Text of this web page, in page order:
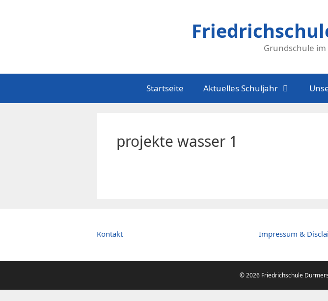
Grundschule
Startseite Aktuelles Schuljahr
projekte wasser 1
Kontakt Impressum &
© 2026 Friedrichschule